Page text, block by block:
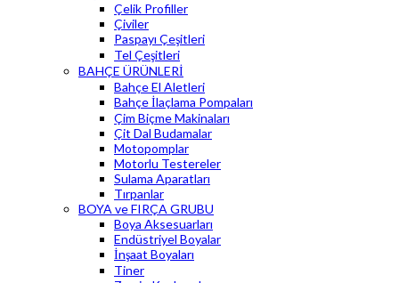
Çelik Profiller
Çiviler
Paspayı Çeşitleri
Tel Çeşitleri
BAHÇE ÜRÜNLERİ
Bahçe El Aletleri
Bahçe İlaçlama Pompaları
Çim Biçme Makinaları
Çit Dal Budamalar
Motopomplar
Motorlu Testereler
Sulama Aparatları
Tırpanlar
BOYA ve FIRÇA GRUBU
Boya Aksesuarları
Endüstriyel Boyalar
İnşaat Boyaları
Tiner